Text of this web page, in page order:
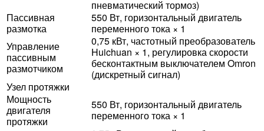
пневматический тормоз)
Пассивная
размотка
550 Вт, горизонтальный двигатель
переменного тока × 1
Управление
пассивным
размотчиком
0,75 кВт, частотный преобразователь
Huichuan × 1, регулировка скорости
бесконтактным выключателем Omron
(дискретный сигнал)
Узел протяжки
Мощность
двигателя
протяжки
550 Вт, горизонтальный двигатель
переменного тока × 1